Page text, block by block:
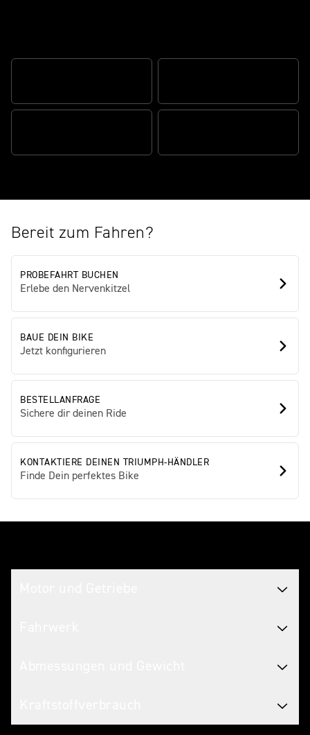
Bereit zum Fahren?
PROBEFAHRT BUCHEN
Erlebe den Nervenkitzel
BAUE DEIN BIKE
Jetzt konfigurieren
BESTELLANFRAGE
Sichere dir deinen Ride
KONTAKTIERE DEINEN TRIUMPH-HÄNDLER
Finde Dein perfektes Bike